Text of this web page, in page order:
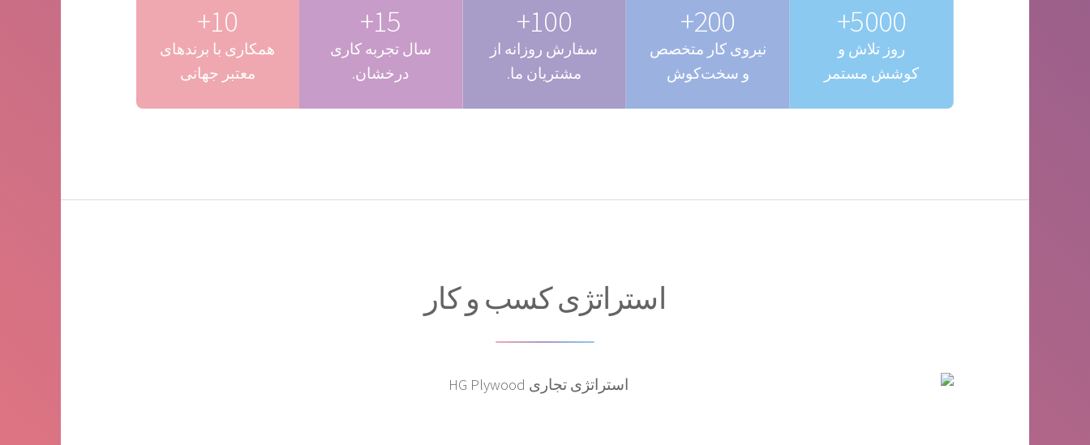
10+
همکاری با برندهای
معتبر جهانی
15+
سال تجربه کاری
درخشان.
100+
سفارش روزانه از
مشتریان ما.
200+
نیروی کار متخصص
و سخت‌کوش
5000+
روز تلاش و
کوشش مستمر
استراتژی کسب و کار